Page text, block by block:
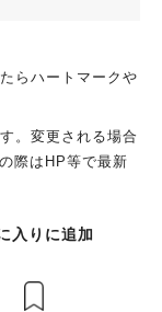
らハートマークや
。変更される場合
際はHP等で最新
入りに追加